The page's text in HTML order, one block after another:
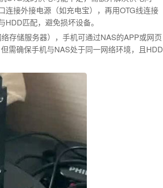
接外接电源（如充电宝），再用OTG线连接
匹配，避免损坏设备。
存储服务器），手机可通过NAS的APP或网页
需确保手机与NAS处于同一网络环境，且HDD